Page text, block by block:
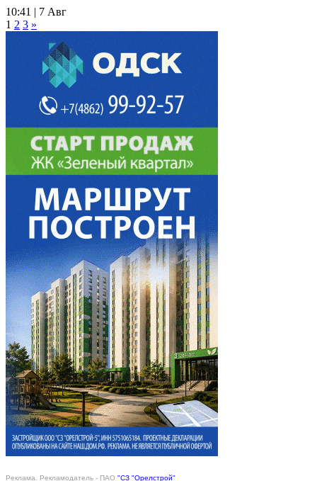
10:41 | 7 Авг
1 2 3 »
Реклама. Рекламодатель - ПАО "СЗ "Орелстрой"